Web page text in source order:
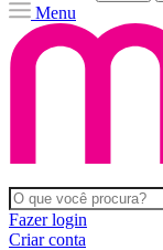
Menu
Fazer login
Criar conta